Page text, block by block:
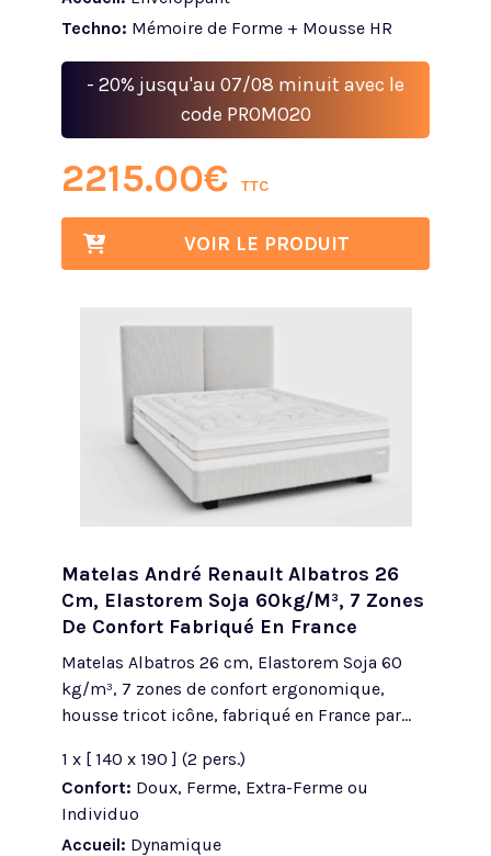
Techno: Mémoire de Forme + Mousse HR
- 20% jusqu'au 07/08 minuit avec le
code PROMO20
2215.00€ TTC
VOIR LE PRODUIT
Matelas André Renault Albatros 26
Cm, Elastorem Soja 60kg/m³, 7 Zones
De Confort Fabriqué En France
Matelas Albatros 26 cm, Elastorem Soja 60
kg/m³, 7 zones de confort ergonomique,
housse tricot icône, fabriqué en France par...
1 x [ 140 x 190 ] (2 pers.)
Confort: Doux, Ferme, Extra-Ferme ou
Individuo
Accueil: Dynamique